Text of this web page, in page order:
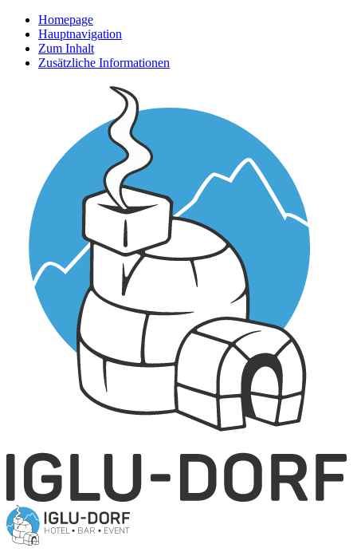
Homepage
Hauptnavigation
Zum Inhalt
Zusätzliche Informationen